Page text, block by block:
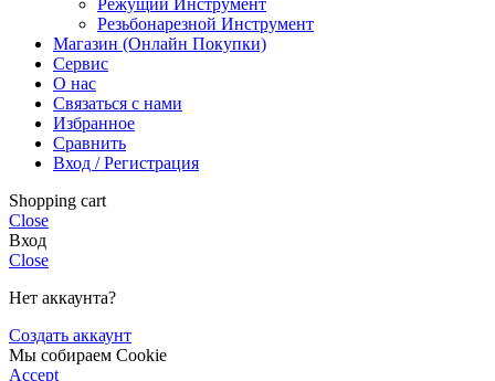
Режущий Инструмент
Резьбонарезной Инструмент
Магазин (Онлайн Покупки)
Сервис
О нас
Связаться с нами
Избранное
Сравнить
Вход / Регистрация
Shopping cart
Close
Вход
Close
Нет аккаунта?
Создать аккаунт
Мы собираем Cookie
Accept